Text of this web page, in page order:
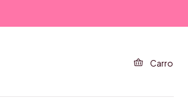
Carro